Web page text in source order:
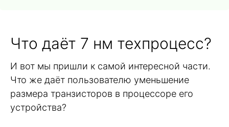
Что даёт 7 нм техпроцесс?
И вот мы пришли к самой интересной части.
Что же даёт пользователю уменьшение
размера транзисторов в процессоре его
устройства?